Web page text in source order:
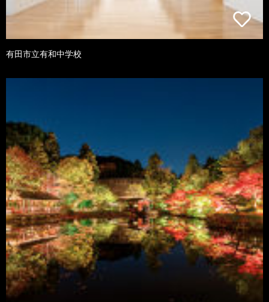
有田市立有和中学校